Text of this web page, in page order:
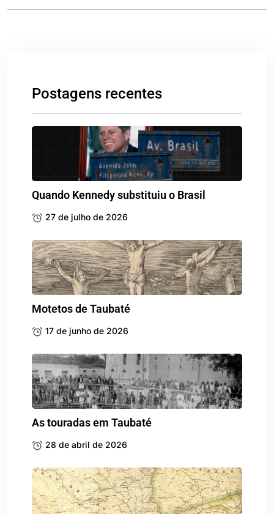
Postagens recentes
Quando Kennedy substituiu o Brasil
27 de julho de 2026
Motetos de Taubaté
17 de junho de 2026
As touradas em Taubaté
28 de abril de 2026